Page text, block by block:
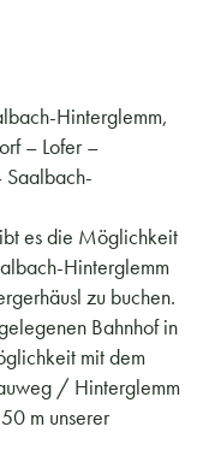
Hinterglemm,
– Lofer –
Saalbach-
es die Möglichkeit
Hinterglemm
zu buchen.
Bahnhof in
mit dem
/ Hinterglemm
m unserer